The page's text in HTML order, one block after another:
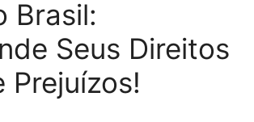
Brasil:
Seus Direitos
Prejuízos!